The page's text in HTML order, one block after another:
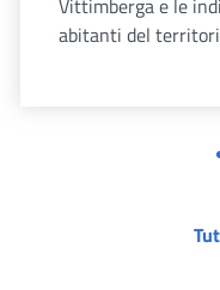
Vittimberga e le
abitanti del